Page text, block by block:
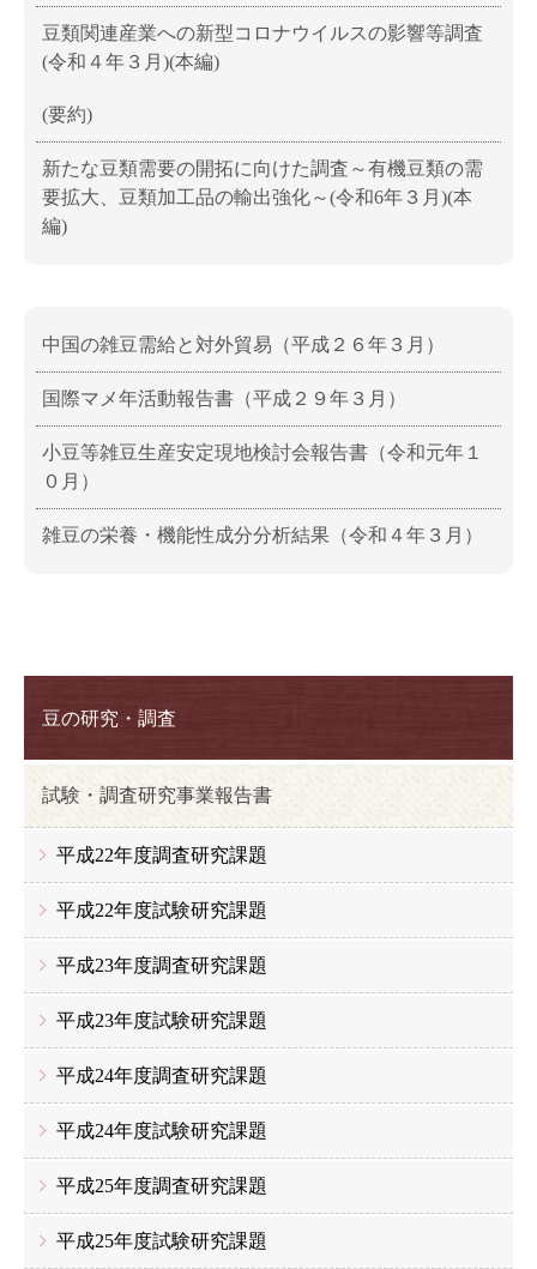
豆類関連産業への新型コロナウイルスの影響等調査
(令和４年３月)(本編)
(要約)
新たな豆類需要の開拓に向けた調査～有機豆類の需
要拡大、豆類加工品の輸出強化～(令和6年３月)(本
編)
中国の雑豆需給と対外貿易（平成２６年３月）
国際マメ年活動報告書（平成２９年３月）
小豆等雑豆生産安定現地検討会報告書（令和元年１
０月）
雑豆の栄養・機能性成分分析結果（令和４年３月）
豆の研究・調査
試験・調査研究事業報告書
平成22年度調査研究課題
平成22年度試験研究課題
平成23年度調査研究課題
平成23年度試験研究課題
平成24年度調査研究課題
平成24年度試験研究課題
平成25年度調査研究課題
平成25年度試験研究課題